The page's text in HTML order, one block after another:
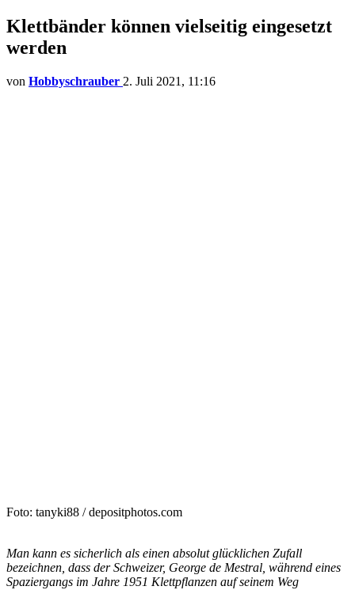
Klettbänder können vielseitig eingesetzt
werden
von Hobbyschrauber 2. Juli 2021, 11:16
Foto: tanyki88 / depositphotos.com
Man kann es sicherlich als einen absolut glücklichen Zufall
bezeichnen, dass der Schweizer, George de Mestral, während eines
Spaziergangs im Jahre 1951 Klettpflanzen auf seinem Weg